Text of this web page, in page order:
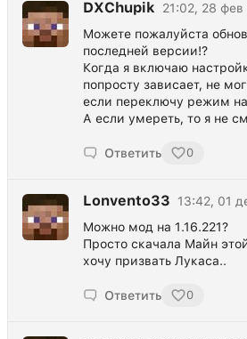
DXChupik
21:02, 28 фев
Можете пожалуйста
последней версии!?
Когда я включаю
попросту зависает, не
если переключу режим
А если умереть, то я не
Ответить 0
Lonvento33
13:42, 01
Можно мод на 1.16.221?
Просто скачала Майн
хочу призвать Лукаса..
Ответить 0